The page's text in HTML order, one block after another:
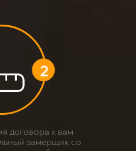
2
договора к вам
замерщик со